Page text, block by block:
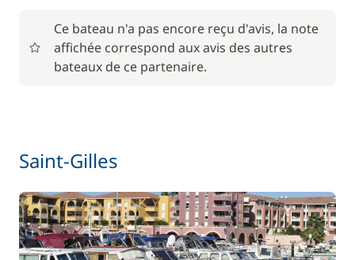
En option
Animaux de compagnie
Le paquet environnemental
Location de vélo - Adulte 59,50 €
/ semaine
Ce bateau n'a pas encore reçu d'avis, la note
affichée correspond aux avis des autres
bateaux de ce partenaire.
Saint-Gilles